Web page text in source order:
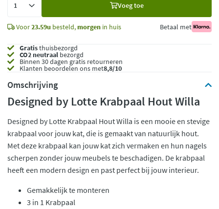
Voeg toe
Voor23.59u besteld, morgen in huis Betaal met
Gratisthuisbezorgd
CO2 neutraal bezorgd
Binnen 30 dagen gratis retourneren
Klanten beoordelen ons met8,8/10
Omschrijving
Designed by Lotte Krabpaal Hout Willa
Designed by Lotte Krabpaal Hout Willa is een mooie en stevige
krabpaal voor jouw kat, die is gemaakt van natuurlijk hout.
Met deze krabpaal kan jouw kat zich vermaken en hun nagels
scherpen zonder jouw meubels te beschadigen. De krabpaal
heeft een modern design en past perfect bij jouw interieur.
Gemakkelijk te monteren
3 in 1 Krabpaal